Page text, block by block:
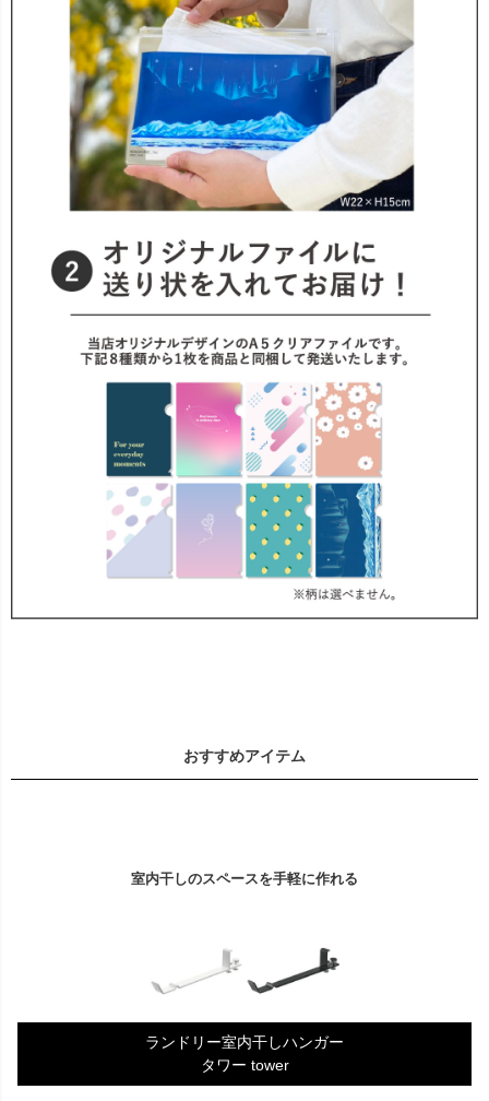
おすすめアイテム
室内干しのスペースを手軽に作れる
ランドリー室内干しハンガー
タワー tower